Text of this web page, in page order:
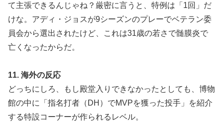
て主張できるんじゃね？厳密に言うと、特例は「1回」だ
けな。アディ・ジョスが9シーズンのプレーでベテラン委
員会から選出されたけど、これは31歳の若さで髄膜炎で
亡くなったからだ。
11. 海外の反応
どっちにしろ、もし殿堂入りできなかったとしても、博物
館の中に「指名打者（DH）でMVPを獲った投手」を紹介
する特設コーナーが作られるレベル。